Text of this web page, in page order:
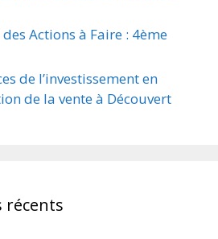
Actions à Faire : 4ème
de l’investissement en
de la vente à Découvert
récents